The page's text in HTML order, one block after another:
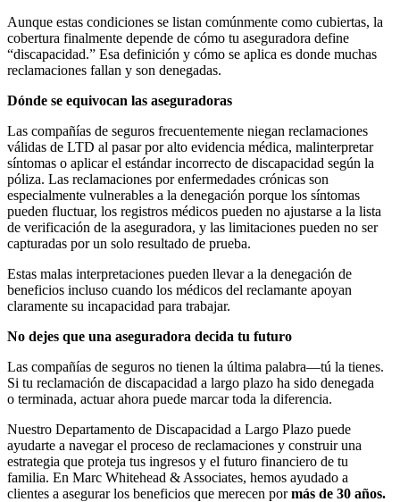
Aunque estas condiciones se listan comúnmente como cubiertas, la
cobertura finalmente depende de cómo tu aseguradora define
“discapacidad.” Esa definición y cómo se aplica es donde muchas
reclamaciones fallan y son denegadas.
Dónde se equivocan las aseguradoras
Las compañías de seguros frecuentemente niegan reclamaciones
válidas de LTD al pasar por alto evidencia médica, malinterpretar
síntomas o aplicar el estándar incorrecto de discapacidad según la
póliza. Las reclamaciones por enfermedades crónicas son
especialmente vulnerables a la denegación porque los síntomas
pueden fluctuar, los registros médicos pueden no ajustarse a la lista
de verificación de la aseguradora, y las limitaciones pueden no ser
capturadas por un solo resultado de prueba.
Estas malas interpretaciones pueden llevar a la denegación de
beneficios incluso cuando los médicos del reclamante apoyan
claramente su incapacidad para trabajar.
No dejes que una aseguradora decida tu futuro
Las compañías de seguros no tienen la última palabra—tú la tienes.
Si tu reclamación de discapacidad a largo plazo ha sido denegada
o terminada, actuar ahora puede marcar toda la diferencia.
Nuestro Departamento de Discapacidad a Largo Plazo puede
ayudarte a navegar el proceso de reclamaciones y construir una
estrategia que proteja tus ingresos y el futuro financiero de tu
familia. En Marc Whitehead & Associates, hemos ayudado a
clientes a asegurar los beneficios que merecen pormás de 30 años.